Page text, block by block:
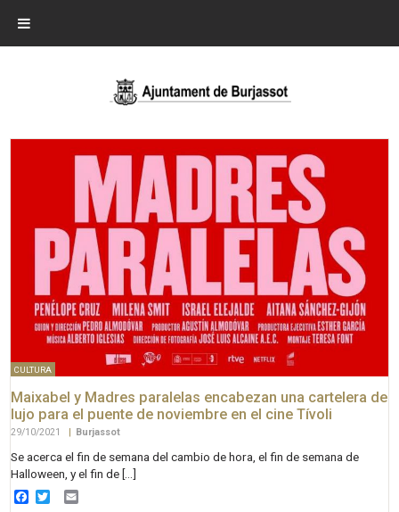
CULTURA
Maixabel y Madres paralelas encabezan una cartelera de
lujo para el puente de noviembre en el cine Tívoli
29/10/2021 Burjassot
Se acerca el fin de semana del cambio de hora, el fin de semana de
Halloween, y el fin de […]
Facebook
Twitter